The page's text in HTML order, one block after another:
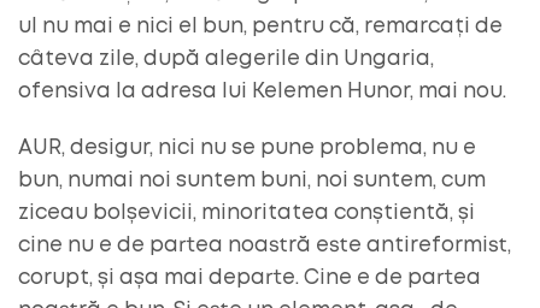
ul nu mai e nici el bun, pentru că, remarcați de
câteva zile, după alegerile din Ungaria,
ofensiva la adresa lui Kelemen Hunor, mai nou.
AUR, desigur, nici nu se pune problema, nu e
bun, numai noi suntem buni, noi suntem, cum
ziceau bolșevicii, minoritatea conștientă, și
cine nu e de partea noastră este antireformist,
corupt, și așa mai departe. Cine e de partea